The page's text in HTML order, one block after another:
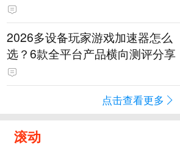
2026多设备玩家游戏加速器怎么
选？6款全平台产品横向测评分享
点击查看更多
滚动